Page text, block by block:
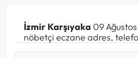
İzmir Karşıyaka 09
nöbetçi eczane adres,